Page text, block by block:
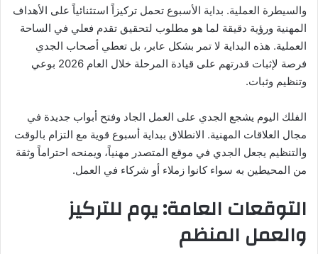
والسيطرة العملية. بداية الأسبوع تحمل تركيزاً استثنائياً على الأهداف
المهنية ورؤية دقيقة لما هو مطلوب لتحقيق تقدم فعلي في الساحة
العملية. هذه البداية لا تمر بشكل عابر، بل تعطي أصحاب الجدي
فرصة لإثبات قدرتهم على قيادة المرحلة خلال العام 2026 بوعي
وتنظيم وثبات.
الفلك اليوم يشجع الجدي على العمل الجاد وفتح أبواب جديدة في
مجال العلاقات المهنية. الانطلاق ببداية أسبوع قوية مع التزام بالوقت
والتنظيم يجعل الجدي في موقع المتصدر مهنياً، ويمنحه احتراماً وثقة
من المحيطين به سواء كانوا زملاء أو شركاء في العمل.
التوقعات العامة: يوم للتركيز
والعمل المنظم